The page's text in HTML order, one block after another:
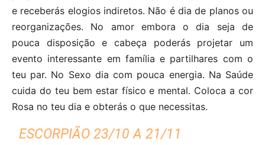
e receberás elogios indiretos. Não é dia de planos ou
reorganizações. No amor embora o dia seja de
pouca disposição e cabeça poderás projetar um
evento interessante em família e partilhares com o
teu par. No Sexo dia com pouca energia. Na Saúde
cuida do teu bem estar físico e mental. Coloca a cor
Rosa no teu dia e obterás o que necessitas.
ESCORPIÃO 23/10 A 21/11